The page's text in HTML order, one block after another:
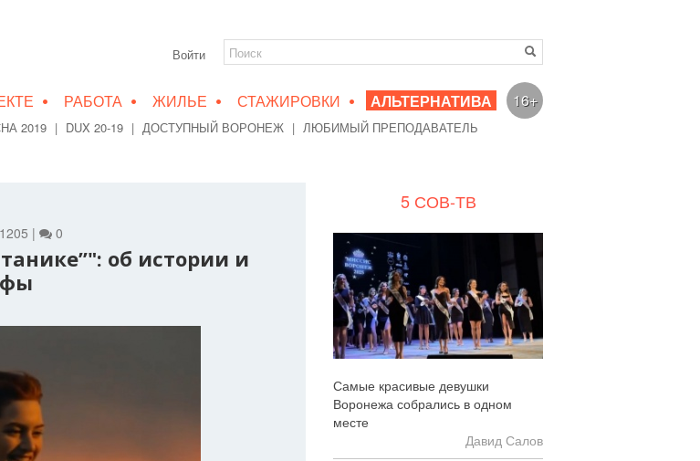
Войти
• РАБОТА • ЖИЛЬЕ • СТАЖИРОВКИ • АЛЬТЕРНАТИВА
2019 | DUX 20-19 | ДОСТУПНЫЙ ВОРОНЕЖ | ЛЮБИМЫЙ ПРЕПОДАВАТЕЛЬ
16+
| 0
об истории и
5 СОВ-ТВ
Самые красивые девушки
Воронежа собрались в одном
месте
Давид Салов